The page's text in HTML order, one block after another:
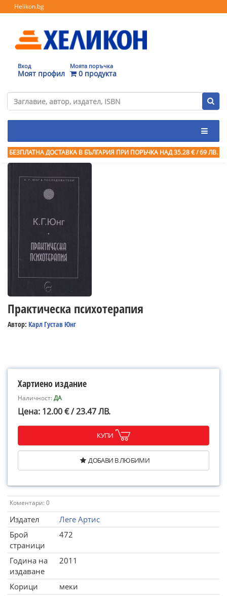
Helikon.bg
Вход
Моят профил
Моята поръчка
0 продукта
БЕЗПЛАТНА ДОСТАВКА В БЪЛГАРИЯ ПРИ ПОРЪЧКА НАД 35.28 € / 69 ЛВ.
Практическа психотерапия
Автор: Карл Густав Юнг
Хартиено издание
Наличност:ДА
Цена: 12.00 € / 23.47 ЛВ.
КУПИ
ДОБАВИ В ЛЮБИМИ
Коментари: 0
Издател
Леге Артис
Брой
страници
472
Година на
издаване
2011
Корици
меки